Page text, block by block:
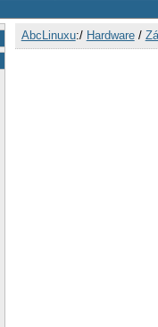
AbcLinuxu:/ Hardware/